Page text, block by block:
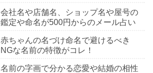
会社名や店舗名、ショップ名や屋号の
鑑定や命名が500円からのメール占い
赤ちゃんの名づけ命名で避けるべき
NGな名前の特徴がコレ！
名前の字画で分かる恋愛や結婚の相性